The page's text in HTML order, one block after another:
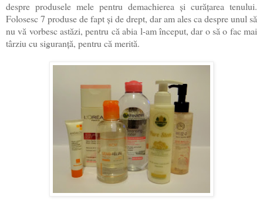
despre produsele mele pentru demachierea și curățarea tenului.
Folosesc 7 produse de fapt și de drept, dar am ales ca despre unul să
nu vă vorbesc astăzi, pentru că abia l-am început, dar o să o fac mai
târziu cu siguranță, pentru că merită.